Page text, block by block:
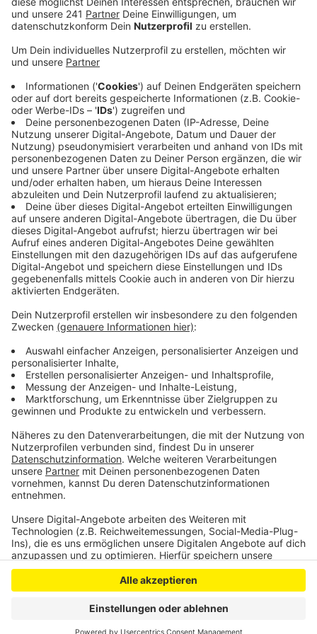
Anzeige
Anzeige
Die Siedlung steht auf einem über 2.000 Quadratmeter
großen Grundstück im Gewerbegebiet. Für Natalie
Brincks von den Johannitern eine
Herzenangelegenheit:
Wir hoffen, dass jetzt möglichst schnell die Leute
einziehen können und hier ein bisschen
Lebensqualität finden. Viele von ihnen sind
immer noch in einer bedrückenden Lage und das
ist natürlich für die Menschen ganz schlimm, das
traumatisiert einen und das macht auch mutlos.
Und da freuen wir uns, dass wir hier einen kleinen
Beitrag leisten können mit den Spendengeldern.
Im November fiel der Startschuss für das aus
Spendenmitteln der "Aktion Deutschland hilft"
finanzierte Projekt. Bürgermeisterin Petra Kalkbrenner
spricht von einem frühen Ostergeschenk.
Anzeige